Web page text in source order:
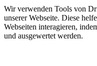
Wir verwenden Tools von
unserer Webseite. Diese
Webseiten interagieren,
und ausgewertet werden.